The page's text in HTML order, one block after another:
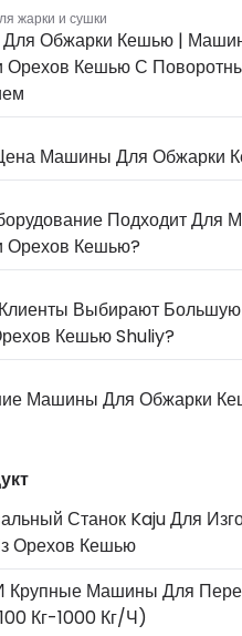
жарки и сушки
Обжарки Кешью |
Орехов Кешью С
Машины Для Обжарки
Подходит Для
Орехов Кешью?
Выбирают
Кешью Shuliy?
Машины Для Обжарки
Станок Kaju Для
Орехов Кешью
Машины Для
Кг-1000 Кг/ч)